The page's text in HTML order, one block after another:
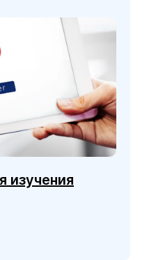
изучения